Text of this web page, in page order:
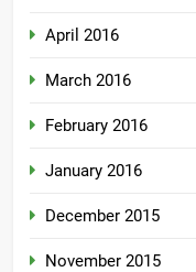
April 2016
March 2016
February 2016
January 2016
December 2015
November 2015